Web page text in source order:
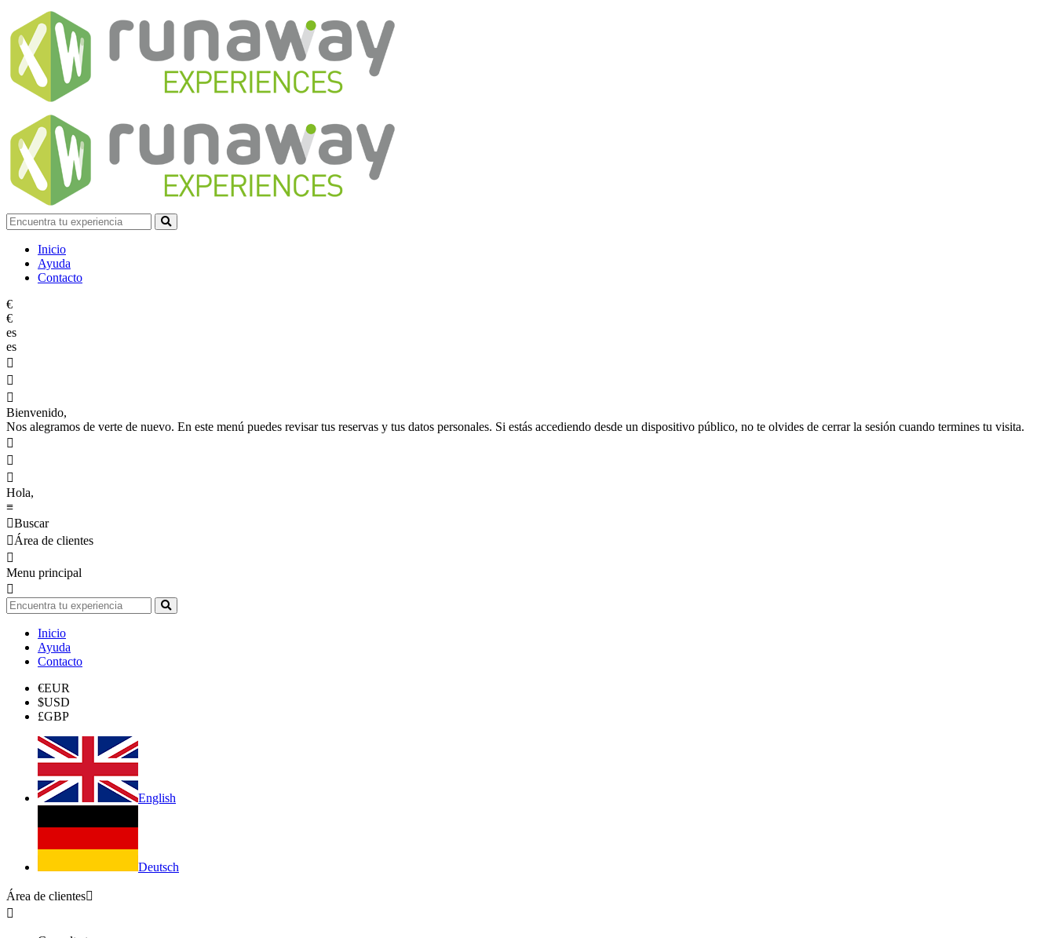
Inicio
Ayuda
Contacto
€
€
es
es



Bienvenido,
Nos alegramos de verte de nuevo. En este menú puedes revisar tus reservas y tus datos personales. Si estás accediendo desde un dispositivo público, no te olvides de cerrar la sesión cuando termines tu visita.



Hola,
≡
Buscar
Área de clientes

Menu principal

Inicio
Ayuda
Contacto
€EUR
$USD
£GBP
English
Deutsch
Área de clientes
